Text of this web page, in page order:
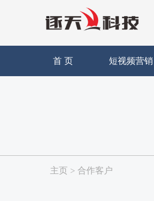
首 页 短视频营销
主页 > 合作客户